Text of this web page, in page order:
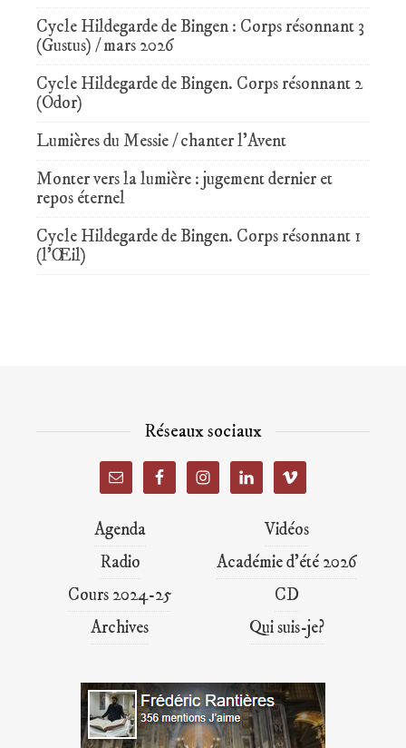
Cycle Hildegarde de Bingen : Corps résonnant 3
(Gustus) / mars 2026
Cycle Hildegarde de Bingen. Corps résonnant 2
(Odor)
Lumières du Messie / chanter l’Avent
Monter vers la lumière : jugement dernier et
repos éternel
Cycle Hildegarde de Bingen. Corps résonnant 1
(l’Œil)
Réseaux sociaux
Agenda
Vidéos
Radio
Académie d’été 2026
Cours 2024-25
CD
Archives
Qui suis-je?